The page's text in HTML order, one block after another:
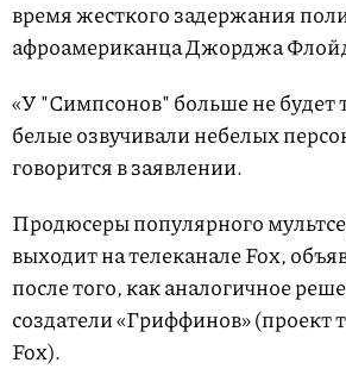
время жесткого задержания
афроамериканца Джорджа
«У "Симпсонов" больше не будет
белые озвучивали небелых
говорится в заявлении.
Продюсеры популярного
выходит на телеканале Fox,
после того, как аналогичное
создатели «Гриффинов» (проект
Fox).